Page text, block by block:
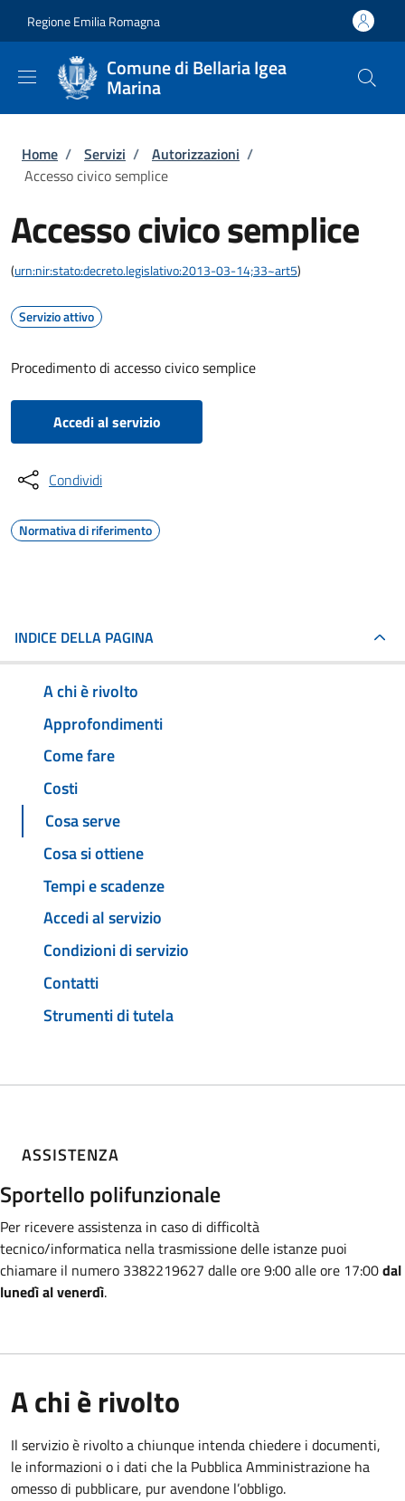
Regione Emilia Romagna
Comune di Bellaria Igea
Marina
Briciole di pane
Home / Servizi / Autorizzazioni /
Accesso civico semplice
Accesso civico semplice
(urn:nir:stato:decreto.legislativo:2013-03-14;33~art5)
Servizio attivo
Procedimento di accesso civico semplice
Accedi al servizio
Condividi
Normativa di riferimento
INDICE DELLA PAGINA
A chi è rivolto
Approfondimenti
Come fare
Costi
Cosa serve
Cosa si ottiene
Tempi e scadenze
Accedi al servizio
Condizioni di servizio
Contatti
Strumenti di tutela
ASSISTENZA
Sportello polifunzionale
Per ricevere assistenza in caso di difficoltà
tecnico/informatica nella trasmissionedelle istanze puoi
chiamare il numero 3382219627 dalle ore 9:00 alle ore 17:00dal
lunedì al venerdì.
A chi è rivolto
Il servizio è rivolto a chiunque intenda chiedere i documenti,
le informazioni o i dati che la Pubblica Amministrazione ha
omesso di pubblicare, pur avendone l’obbligo.